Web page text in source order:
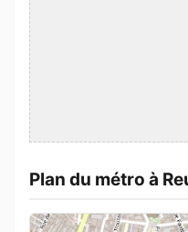
Plan du métro à